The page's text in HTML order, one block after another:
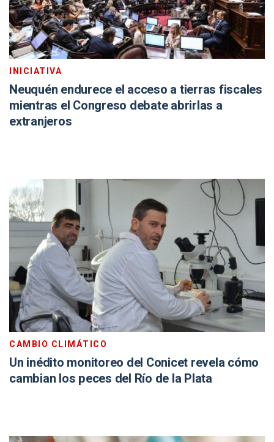
INICIATIVA
Neuquén endurece el acceso a tierras fiscales
mientras el Congreso debate abrirlas a
extranjeros
CAMBIO CLIMÁTICO
Un inédito monitoreo del Conicet revela cómo
cambian los peces del Río de la Plata